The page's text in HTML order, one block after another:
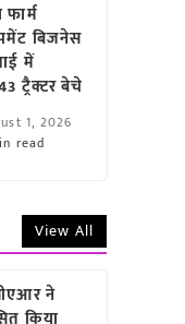
फार्म
बिजनेस
में
ट्रैक्टर बेचे
1, 2026
read
View All
ने